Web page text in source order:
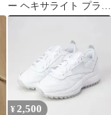
ー ヘキサライト プラス
（コアブラック）26cm
¥2,500